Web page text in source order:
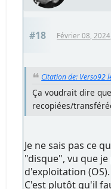
#18 Février 08,
Citation de: Verso92
Ça voudrait dire
recopiées/
Je ne sais pas ce
"disque", vu que
d'exploitation (OS).
C'est plutôt qu'il